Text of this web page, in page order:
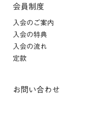
会員制度
入会のご案内
入会の特典
入会の流れ
定款
お問い合わせ